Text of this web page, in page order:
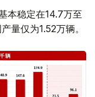
本稳定在14.7万至
量仅为1.52万辆。